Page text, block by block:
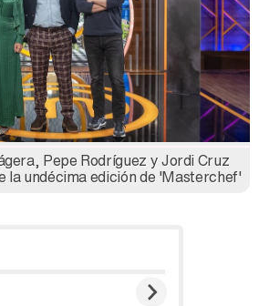
Pepe Rodríguez y Jordi Cruz
la undécima edición de 'Masterchef'